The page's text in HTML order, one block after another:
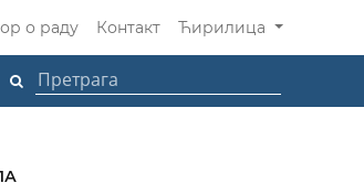
о раду Контакт Ћирилица